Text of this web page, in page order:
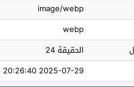
image/webp
webp
الحقيقة 24
2025-07-29 20:26:40